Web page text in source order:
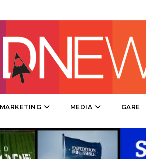
DATI
RICERCHE
NORMATIVE
TREND
CASE HISTORY
MARKETING MEDIA GARE